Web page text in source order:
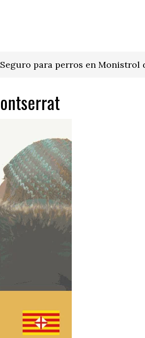
Seguro para perros en Monistrol